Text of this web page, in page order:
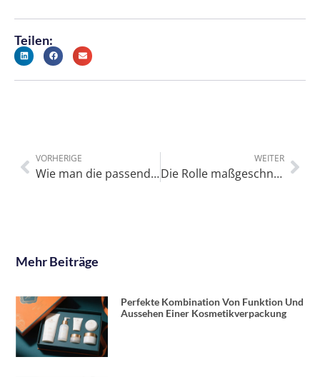
Teilen:
VORHERIGE
Wie man die passenden Schubladenboxen auswählt
WEITER
Die Rolle maßgeschneiderter Wellpappenverpackungen im Supply Chain Management
Mehr Beiträge
Perfekte Kombination Von Funktion Und
Aussehen Einer Kosmetikverpackung